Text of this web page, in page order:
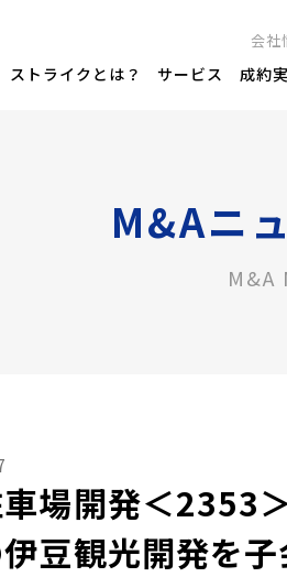
会社
ストライクとは？ サービス 成約
M&Aニ
M&A
場開発＜2353
豆観光開発を